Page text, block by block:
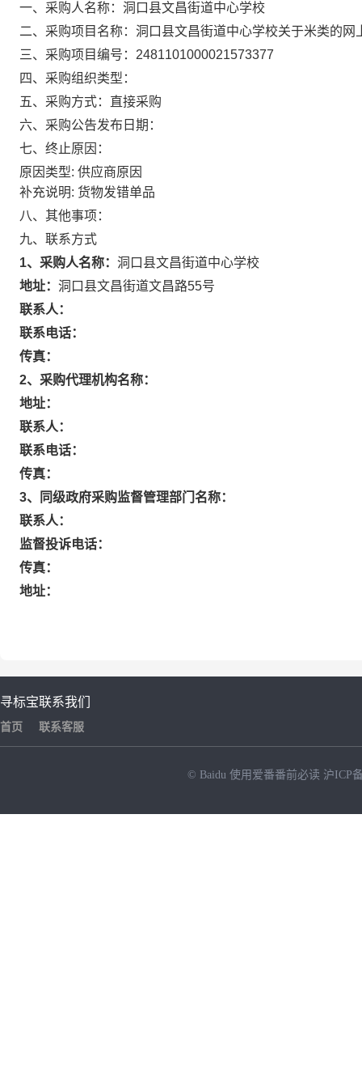
一、采购人名称： 洞口县文昌街道中心学校
二、采购项目名称： 洞口县文昌街道中心学校关于米类的网
三、采购项目编号： 2481101000021573377
四、采购组织类型：
五、采购方式： 直接采购
六、采购公告发布日期：
七、终止原因：
原因类型: 供应商原因
补充说明: 货物发错单品
八、其他事项：
九、联系方式
1、采购人名称： 洞口县文昌街道中心学校
地址： 洞口县文昌街道文昌路55号
联系人：
联系电话：
传真：
2、采购代理机构名称：
地址：
联系人：
联系电话：
传真：
3、同级政府采购监督管理部门名称：
联系人：
监督投诉电话：
传真：
地址：
寻标宝
首页
联系我们
联系客服
© Baidu 使用爱番番前必读 沪ICP